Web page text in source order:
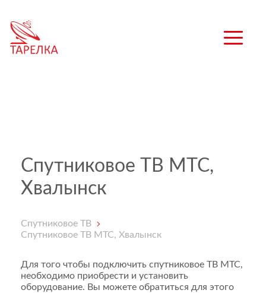
Спутниковое ТВ МТС,
Хвалынск
Спутниковое ТВ
Спутниковое ТВ МТС, Хвалынск
Для того чтобы подключить спутниковое ТВ МТС,
необходимо приобрести и установить
оборудование. Вы можете обратиться для этого